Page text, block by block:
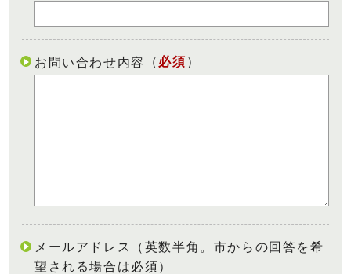
お問い合わせ内容 （ 必須 ）
メールアドレス（英数半角。市からの回答を希
望される場合は必須）